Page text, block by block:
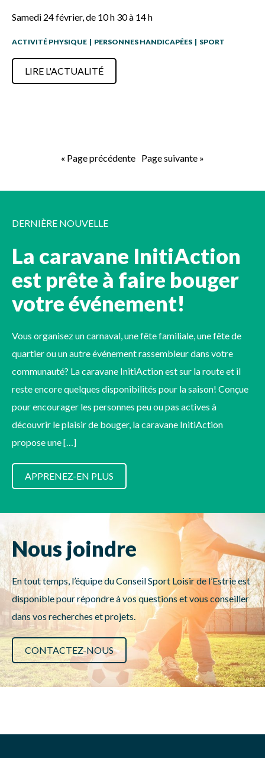
Samedi 24 février, de 10 h 30 à 14 h
ACTIVITÉ PHYSIQUE | PERSONNES HANDICAPÉES | SPORT
LIRE L'ACTUALITÉ
« Page précédente Page suivante »
DERNIÈRE NOUVELLE
La caravane InitiAction
est prête à faire bouger
votre événement!
Vous organisez un carnaval, une fête familiale, une fête de
quartier ou un autre événement rassembleur dans votre
communauté? La caravane InitiAction est sur la route et il
reste encore quelques disponibilités pour la saison! Conçue
pour encourager les personnes peu ou pas actives à
découvrir le plaisir de bouger, la caravane InitiAction
propose une […]
APPRENEZ-EN PLUS
Nous joindre
En tout temps, l’équipe du Conseil Sport Loisir de l’Estrie est
disponible pour répondre à vos questions et vous conseiller
dans vos recherches et projets.
CONTACTEZ-NOUS